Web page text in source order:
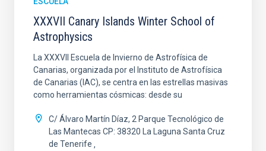
XXXVII Canary Islands Winter School of
Astrophysics
La XXXVII Escuela de Invierno de Astrofísica de
Canarias, organizada por el Instituto de Astrofísica
de Canarias (IAC), se centra en las estrellas masivas
como herramientas cósmicas: desde su
C/ Álvaro Martín Díaz, 2 Parque Tecnológico de
Las Mantecas CP: 38320 La Laguna Santa Cruz
de Tenerife